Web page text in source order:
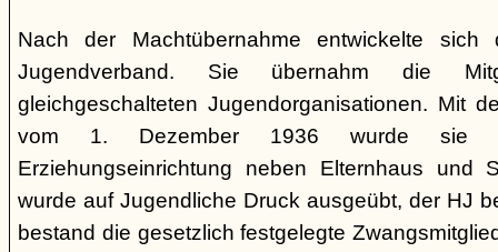
Nach der Machtübernahme entwickelte
Jugendverband. Sie übernahm die
gleichgeschalteten Jugendorganisationen. Mit
vom 1. Dezember 1936 wurde sie
Erziehungseinrichtung neben Elternhaus und
wurde auf Jugendliche Druck ausgeübt, der HJ
bestand die gesetzlich festgelegte